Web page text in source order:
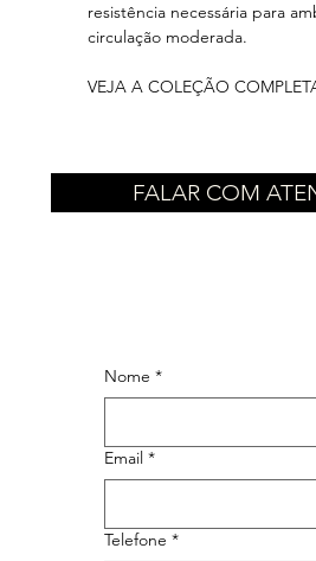
Nome *
Email *
Telefone *
FALAR COM
resistência necessária para
circulação moderada.
VEJA A COLEÇÃO